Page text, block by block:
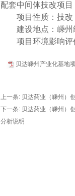
配套中间体技改项 目
项目性质： 技改
建设地点： 嵊州
项目环境影响评
贝达嵊州产业化基地
上一条: 贝达药业（嵊州）
下一条: 贝达药业（嵊州）
分析说明